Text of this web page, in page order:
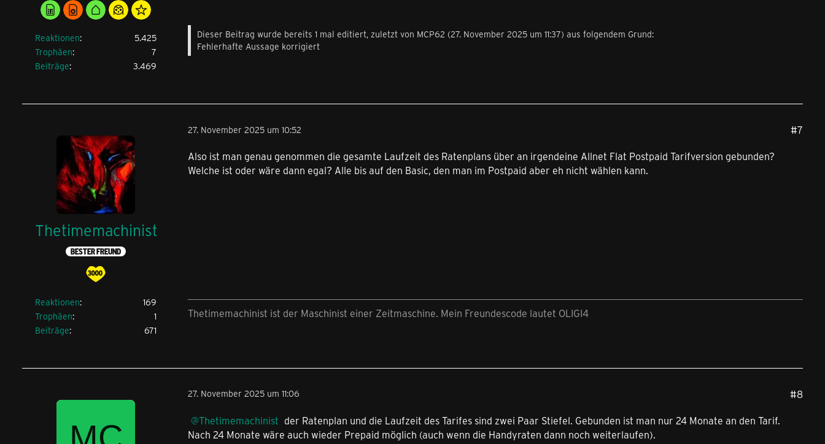
Reaktionen
5.425
Trophäen
7
Beiträge
3.469
Dieser Beitrag wurde bereits 1 mal editiert, zuletzt von MCP62 (27. November 2025 um 11:37) aus folgendem Grund:
Fehlerhafte Aussage korrigiert
Thetimemachinist
BESTER FREUND
Reaktionen
169
Trophäen
1
Beiträge
671
27. November 2025 um 10:52 #7
Also ist man genau genommen die gesamte Laufzeit des Ratenplans über an irgendeine Allnet Flat Postpaid Tarifversion gebunden?
Welche ist oder wäre dann egal? Alle bis auf den Basic, den man im Postpaid aber eh nicht wählen kann.
Thetimemachinist ist der Maschinist einer Zeitmaschine. Mein Freundescode lautet OLIGI4
27. November 2025 um 11:06 #8
Thetimemachinist der Ratenplan und die Laufzeit des Tarifes sind zwei Paar Stiefel. Gebunden ist man nur 24 Monate an den Tarif.
Nach 24 Monate wäre auch wieder Prepaid möglich (auch wenn die Handyraten dann noch weiterlaufen).